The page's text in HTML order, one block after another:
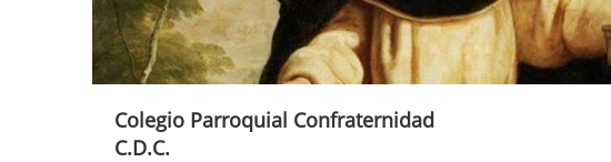
Colegio Parroquial Confraternidad
C.D.C.